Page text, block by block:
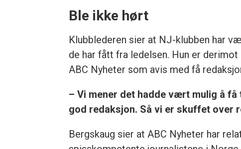
Ble ikke hørt
Klubblederen sier at NJ-klubben har
de har fått fra ledelsen. Hun er
ABC Nyheter som avis med få
– Vi mener det hadde vært mulig å
god redaksjon. Så vi er skuffet over
Bergskaug sier at ABC Nyheter har